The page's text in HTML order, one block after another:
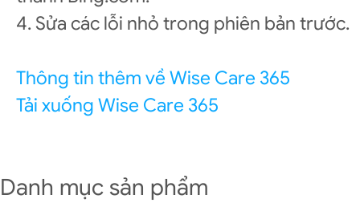
4. Sửa các lỗi nhỏ trong phiên bản trước.
Thông tin thêm về Wise Care 365
Tải xuống Wise Care 365
Danh mục sản phẩm